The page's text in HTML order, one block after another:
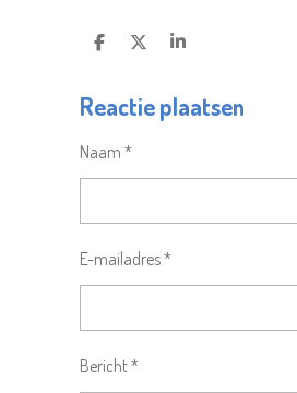
D
E
N
D
L
S
R
E
Reactie plaatsen
Naam *
E-mailadres *
Bericht *